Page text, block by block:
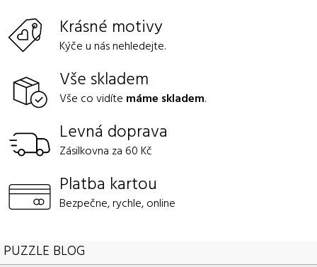
Krásné motivy
Kýče u nás nehledejte.
Vše skladem
Vše co vidíte máme skladem.
Levná doprava
Zásilkovna za 60 Kč
Platba kartou
Bezpečne, rychle, online
PUZZLE BLOG